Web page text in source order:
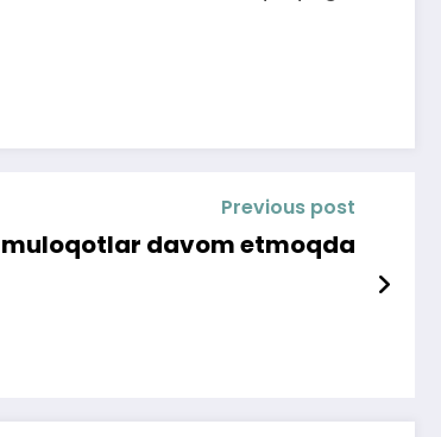
Previous post
davom etmoqda